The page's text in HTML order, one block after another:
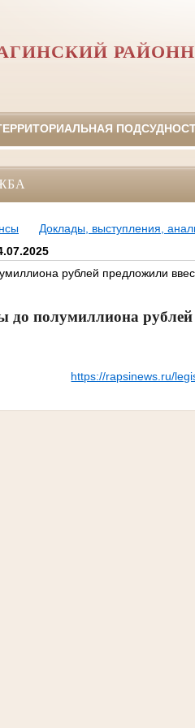
Доклады, выступления,
рублей предложили
полумиллиона рублей
https://rapsinews.ru/